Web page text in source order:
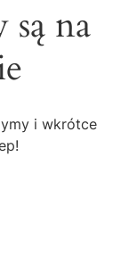
na
i wkrótce